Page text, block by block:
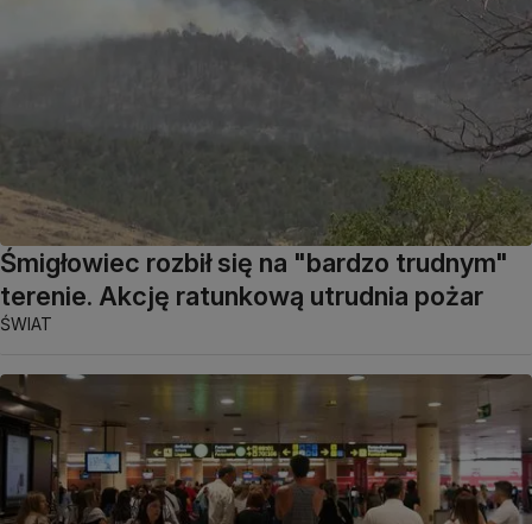
Śmigłowiec rozbił się na "bardzo trudnym"
terenie. Akcję ratunkową utrudnia pożar
ŚWIAT